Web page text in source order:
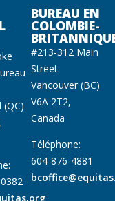
BUREAU EN
COLOMBIE-
#213-312 Main
Street
Vancouver (BC)
V6A 2T2,
Canada
Téléphone:
604-876-4881